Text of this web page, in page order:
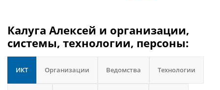
Калуга Алексей и организации,
системы, технологии, персоны:
ИКТ Организации Ведомства Технологии